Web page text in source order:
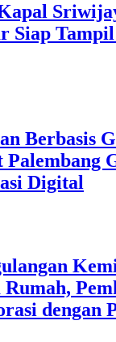
Siap
Berbasis
Palembang
Digital
dengan